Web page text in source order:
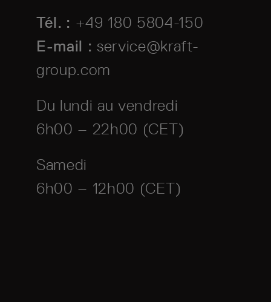
Tél. : +49 180 5804-150
E-mail : service@kraft-
group.com
Du lundi au vendredi
6h00 – 22h00 (CET)
Samedi
6h00 – 12h00 (CET)